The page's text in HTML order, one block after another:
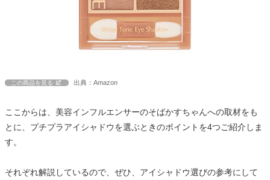
この商品を見る 出典：Amazon
ここからは、美容インフルエンサーのそばかすちゃんへの取材をも
とに、プチプラアイシャドウを選ぶときのポイントを4つご紹介しま
す。
それぞれ解説しているので、ぜひ、アイシャドウ選びの参考にして